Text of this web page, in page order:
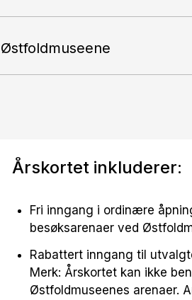
Østfoldmuseene
Årskortet inkluderer:
Fri inngang i ordinære
besøksarenaer ved
Rabattert inngang til
Merk: Årskortet kan ikke
Østfoldmuseenes arenaer.